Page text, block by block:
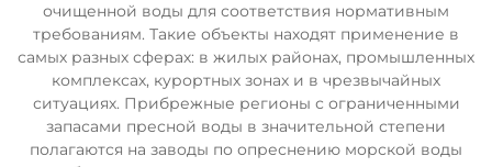
очищенной воды для соответствия нормативным
требованиям. Такие объекты находят применение в
самых разных сферах: в жилых районах, промышленных
комплексах, курортных зонах и в чрезвычайных
ситуациях. Прибрежные регионы с ограниченными
запасами пресной воды в значительной степени
полагаются на заводы по опреснению морской воды